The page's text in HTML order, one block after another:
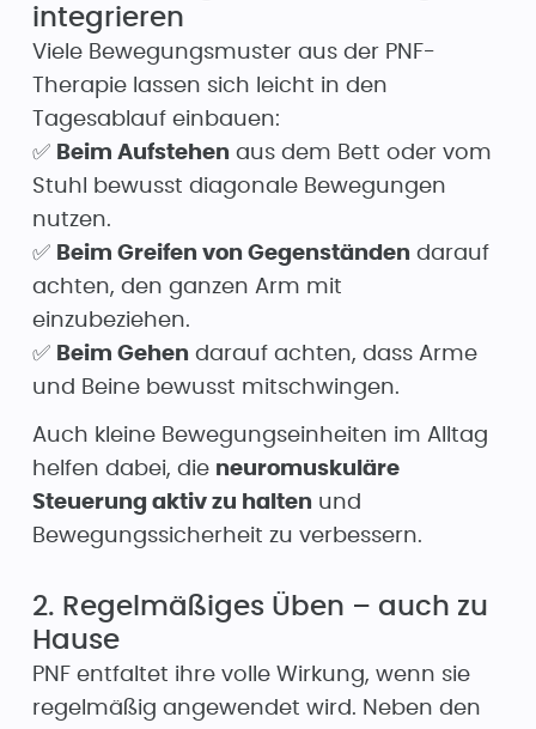
integrieren
Viele Bewegungsmuster aus der PNF-
Therapie lassen sich leicht in den
Tagesablauf einbauen:
✅ Beim Aufstehen aus dem Bett oder vom
Stuhl bewusst diagonale Bewegungen
nutzen.
✅ Beim Greifen von Gegenständen darauf
achten, den ganzen Arm mit
einzubeziehen.
✅ Beim Gehen darauf achten, dass Arme
und Beine bewusst mitschwingen.
Auch kleine Bewegungseinheiten im Alltag
helfen dabei, die neuromuskuläre
Steuerung aktiv zu halten und
Bewegungssicherheit zu verbessern.
2. Regelmäßiges Üben – auch zu
Hause
PNF entfaltet ihre volle Wirkung, wenn sie
regelmäßig angewendet wird. Neben den